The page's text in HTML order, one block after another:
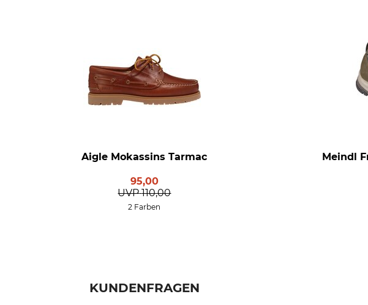
Aigle Mokassins Tarmac
95,00
UVP 110,00
2 Farben
Meindl
KUNDENFRAGEN